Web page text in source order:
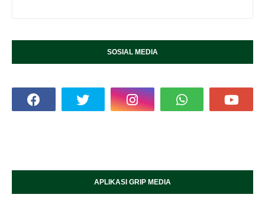
SOSIAL MEDIA
APLIKASI GRIP MEDIA